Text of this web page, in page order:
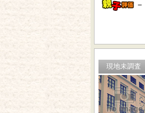
－
現地未調査